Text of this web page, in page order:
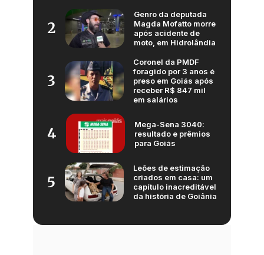
2
Genro da deputada
Magda Mofatto morre
após acidente de
moto, em Hidrolândia
3
Coronel da PMDF
foragido por 3 anos é
preso em Goiás após
receber R$ 847 mil
em salários
4
Mega-Sena 3040:
resultado e prêmios
para Goiás
5
Leões de estimação
criados em casa: um
capítulo inacreditável
da história de Goiânia